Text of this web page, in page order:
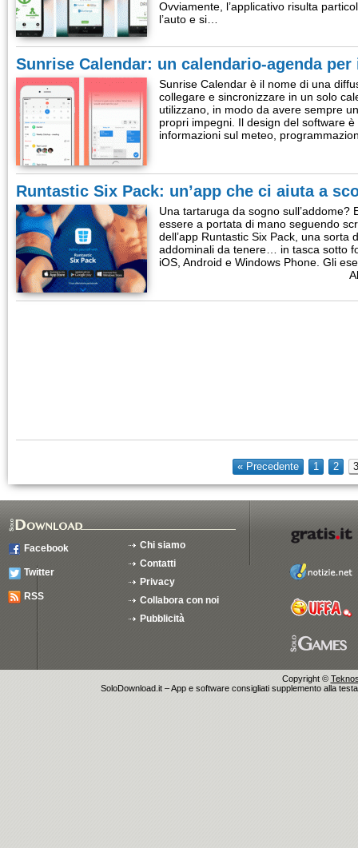
Ovviamente, l’applicativo risulta
l’auto e si…
Sunrise Calendar: un calendario-agenda per
Sunrise Calendar è il nome di una
collegare e sincronizzare in un solo
utilizzano, in modo da avere sempre
propri impegni. Il design del software
informazioni sul meteo,
Runtastic Six Pack: un’app che ci aiuta a
Una tartaruga da sogno sull’addome?
essere a portata di mano seguendo
dell’app Runtastic Six Pack, una
addominali da tenere… in tasca sotto
iOS, Android e Windows Phone. Gli
« Precedente 1 2 3
Facebook
Twitter
RSS
Chi siamo
Contatti
Privacy
Collabora con noi
Pubblicità
Copyright ©
SoloDownload.it – App e software consigliati supplemento alla